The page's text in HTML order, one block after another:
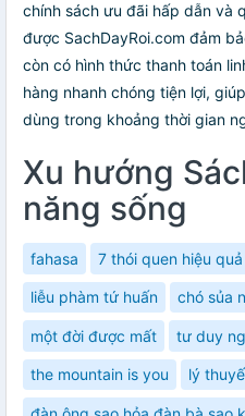
chính sách ưu đãi hấp dẫn và
được SachDayRoi.com đảm
còn có hình thức thanh toán
hàng nhanh chóng tiện lợi,
dùng trong khoảng thời gian
Xu hướng
năng sống
fahasa 7 thói quen hiệu quả
liễu phàm tứ huấn chó sủa
một đời được mất tư duy
the mountain is you lý